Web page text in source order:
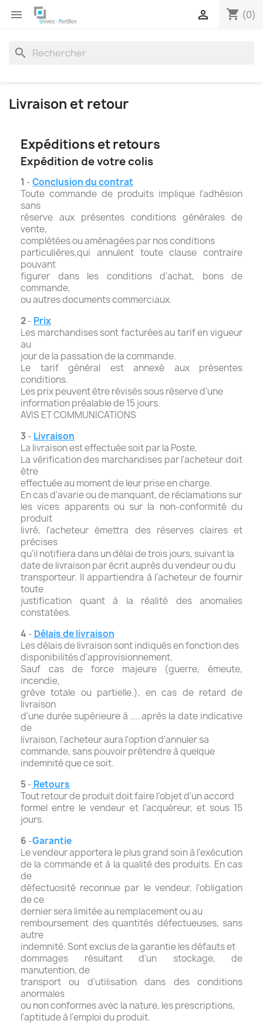
 shopping_cart (0)

search
Livraison et retour
Expéditions et retours
Expédition de votre colis
1 -Conclusion du contrat
Toute commande de produits implique l'adhésion
sans
réserve aux présentes conditions générales de
vente,
complétées ou aménagées par nos conditions
particulières,qui annulent toute clause contraire
pouvant
figurer dans les conditions d'achat, bons de
commande,
ou autres documents commerciaux.
2- Prix
Les marchandises sont facturées au tarif en vigueur
au
jour de la passation de la commande.
Le tarif général est annexé aux présentes
conditions.
Les prix peuvent être révisés sous réserve d'une
information préalable de 15 jours.
AVIS ET COMMUNICATIONS
3 - Livraison
La livraison est effectuée soit par la Poste,
La vérification des marchandises par l'acheteur doit
être
effectuée au moment de leur prise en charge.
En cas d'avarie ou de manquant, de réclamations sur
les vices apparents ou sur la non-conformité du
produit
livré, l'acheteur émettra des réserves claires et
précises
qu'il notifiera dans un délai de trois jours, suivant la
date de livraison par écrit auprès du vendeur ou du
transporteur. Il appartiendra à l'acheteur de fournir
toute
justification quant à la réalité des anomalies
constatées.
4 - Délais de livraison
Les délais de livraison sont indiqués en fonction des
disponibilités d'approvisionnement.
Sauf cas de force majeure (guerre, émeute,
incendie,
grève totale ou partielle.), en cas de retard de
livraison
d'une durée supérieure à .... après la date indicative
de
livraison, l'acheteur aura l'option d'annuler sa
commande, sans pouvoir prétendre à quelque
indemnité que ce soit.
5- Retours
Tout retour de produit doit faire l'objet d'un accord
formel entre le vendeur et l'acquéreur, et sous 15
jours.
6 -Garantie
Le vendeur apportera le plus grand soin à l'exécution
de la commande et à la qualité des produits. En cas
de
défectuosité reconnue par le vendeur, l'obligation
de ce
dernier sera limitée au remplacement ou au
remboursement des quantités défectueuses, sans
autre
indemnité. Sont exclus de la garantie les défauts et
dommages résultant d'un stockage, de
manutention, de
transport ou d'utilisation dans des conditions
anormales
ou non conformes avec la nature, les prescriptions,
l'aptitude à l'emploi du produit.